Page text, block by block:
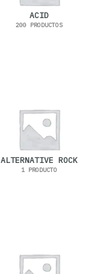
ACID
200 PRODUCTOS
ALTERNATIVE ROCK
1 PRODUCTO